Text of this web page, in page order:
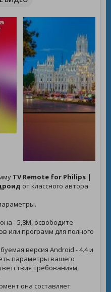
TV Remote for Philips |
от классного автора
- 5,8M, освободите
или программ для полного
версия Android - 4.4 и
параметры вашего
требованиям,
она составляет